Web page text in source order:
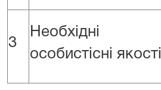
3
Необхідні
особистісні якості